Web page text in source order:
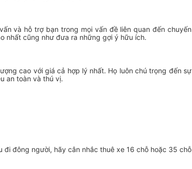
và hỗ trợ bạn trong mọi vấn đề liên quan đến chuyến
nhất cũng như đưa ra những gợi ý hữu ích.
cao với giá cả hợp lý nhất. Họ luôn chú trọng đến sự
an toàn và thú vị.
đông người, hãy cân nhắc thuê xe 16 chỗ hoặc 35 chỗ